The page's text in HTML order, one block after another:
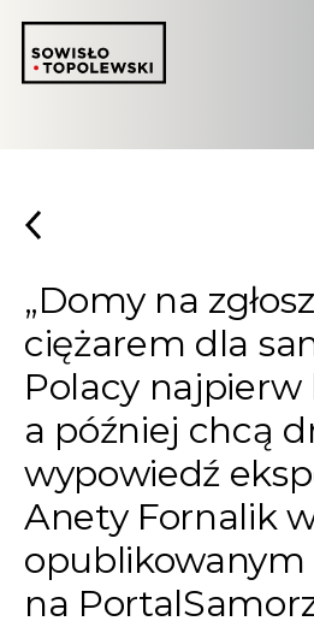
„Domy na
ciężarem dla
Polacy najpierw
a później chcą
wypowiedź
Anety Fornalik
opublikowanym
na